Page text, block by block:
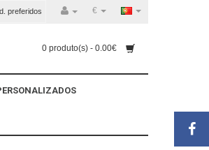
preferidos €
0 produto(s) - 0.00€